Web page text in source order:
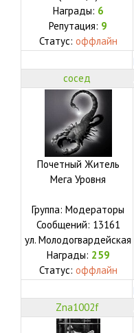
Награды: 6
Репутация: 9
Статус: оффлайн
сосед
Почетный Житель
Мега Уровня
Группа: Модераторы
Сообщений: 13161
ул. Молодогвардейская
Награды: 259
Статус: оффлайн
Zna1002f